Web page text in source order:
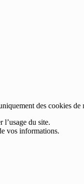
des cookies
l’usage du site.
vos informations.